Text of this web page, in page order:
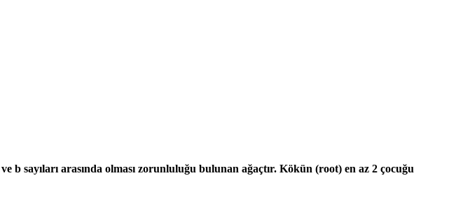
b sayıları arasında olması zorunluluğu bulunan ağaçtır. Kökün (root) en az 2 çocuğu